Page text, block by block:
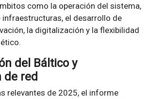
como la operación del sistema,
infraestructuras, el desarrollo de
la digitalización y la flexibilidad
del Báltico y
red
relevantes de 2025, el informe